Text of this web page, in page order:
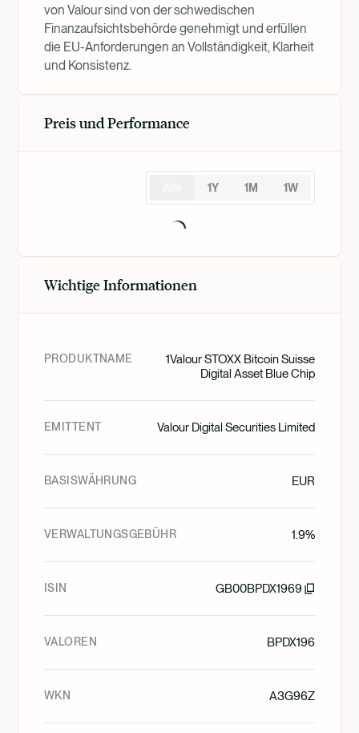
von Valour sind von der schwedischen
Finanzaufsichtsbehörde genehmigt und erfüllen
die EU-Anforderungen an Vollständigkeit, Klarheit
und Konsistenz.
Preis und Performance
1Y 1M 1W
Wichtige Informationen
PRODUKTNAME
1Valour STOXX Bitcoin Suisse
Digital Asset Blue Chip
EMITTENT Valour Digital Securities Limited
BASISWÄHRUNG EUR
VERWALTUNGSGEBÜHR 1.9%
ISIN GB00BPDX1969
VALOREN BPDX196
WKN A3G96Z